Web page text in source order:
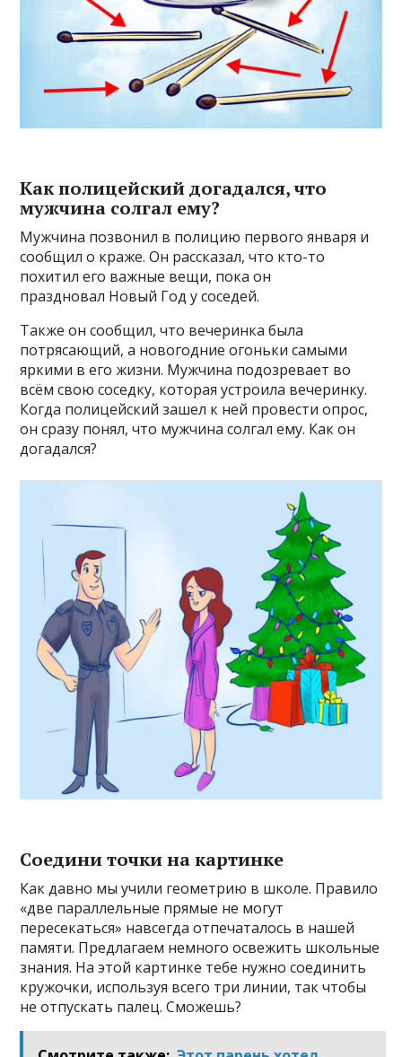
Как полицейский догадался, что
мужчина солгал ему?
Мужчина позвонил в полицию первого января и
сообщил о краже. Он рассказал, что кто-то
похитил его важные вещи, пока он
праздновал Новый Год у соседей.
Также он сообщил, что вечеринка была
потрясающий, а новогодние огоньки самыми
яркими в его жизни. Мужчина подозревает во
всём свою соседку, которая устроила вечеринку.
Когда полицейский зашел к ней провести опрос,
он сразу понял, что мужчина солгал ему. Как он
догадался?
Соедини точки на картинке
Как давно мы учили геометрию в школе. Правило
«две параллельные прямые не могут
пересекаться» навсегда отпечаталось в нашей
памяти. Предлагаем немного освежить школьные
знания. На этой картинке тебе нужно соединить
кружочки, используя всего три линии, так чтобы
не отпускать палец. Сможешь?